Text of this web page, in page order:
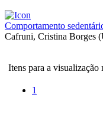
Comportamento
Cafruni, Cristina Borges (
Itens para a visualização
1